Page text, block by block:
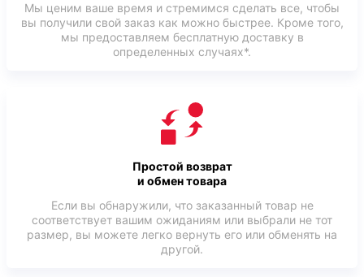
Мы ценим ваше время и стремимся сделать все, чтобы
вы получили свой заказ как можно быстрее. Кроме того,
мы предоставляем бесплатную доставку в
определенных случаях*.
Простой возврат
и обмен товара
Если вы обнаружили, что заказанный товар не
соответствует вашим ожиданиям или выбрали не тот
размер, вы можете легко вернуть его или обменять на
другой.